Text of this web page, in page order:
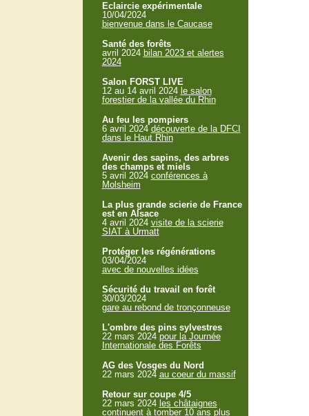
Eclaircie expérimentale
10/04/2024
bienvenue dans le Caucase
Santé des forêts
avril 2024 bilan 2023 et alertes
2024
Salon FORST LIVE
12 au 14 avril 2024 le salon
forestier de la vallée du Rhin
Au feu les pompiers
6 avril 2024 découverte de la DFCI
dans le Haut Rhin
Avenir des sapins, des arbres
des champs et miels
5 avril 2024 conférences à
Molsheim
La plus grande scierie de France
est en Alsace
4 avril 2024 visite de la scierie
SIAT à Urmatt
Protéger les régénérations
03/04/2024
avec de nouvelles idées
Sécurité du travail en forêt
30/03/2024
gare au rebond de tronçonneuse
L'ombre des pins sylvestres
22 mars 2024 pour la Journée
Internationale des Forêts
AG des Vosges du Nord
22 mars 2024 au coeur du massif
Retour sur coupe 4/5
22 mars 2024 les châtaignes
continuent à tomber 10 ans plus